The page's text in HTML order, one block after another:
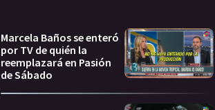
Marcela Baños se enteró
por TV de quién la
reemplazará en Pasión
de Sábado